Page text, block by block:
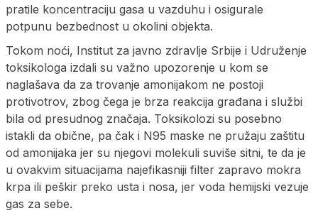
pratile koncentraciju gasa u vazduhu i osigurale
potpunu bezbednost u okolini objekta.
Tokom noći, Institut za javno zdravlje Srbije i Udruženje
toksikologa izdali su važno upozorenje u kom se
naglašava da za trovanje amonijakom ne postoji
protivotrov, zbog čega je brza reakcija građana i službi
bila od presudnog značaja. Toksikolozi su posebno
istakli da obične, pa čak i N95 maske ne pružaju zaštitu
od amonijaka jer su njegovi molekuli suviše sitni, te da je
u ovakvim situacijama najefikasniji filter zapravo mokra
krpa ili peškir preko usta i nosa, jer voda hemijski vezuje
gas za sebe.